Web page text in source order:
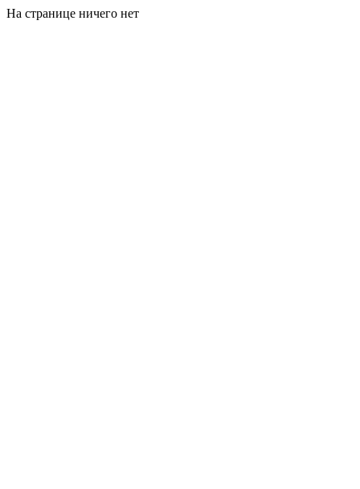
На странице ничего нет